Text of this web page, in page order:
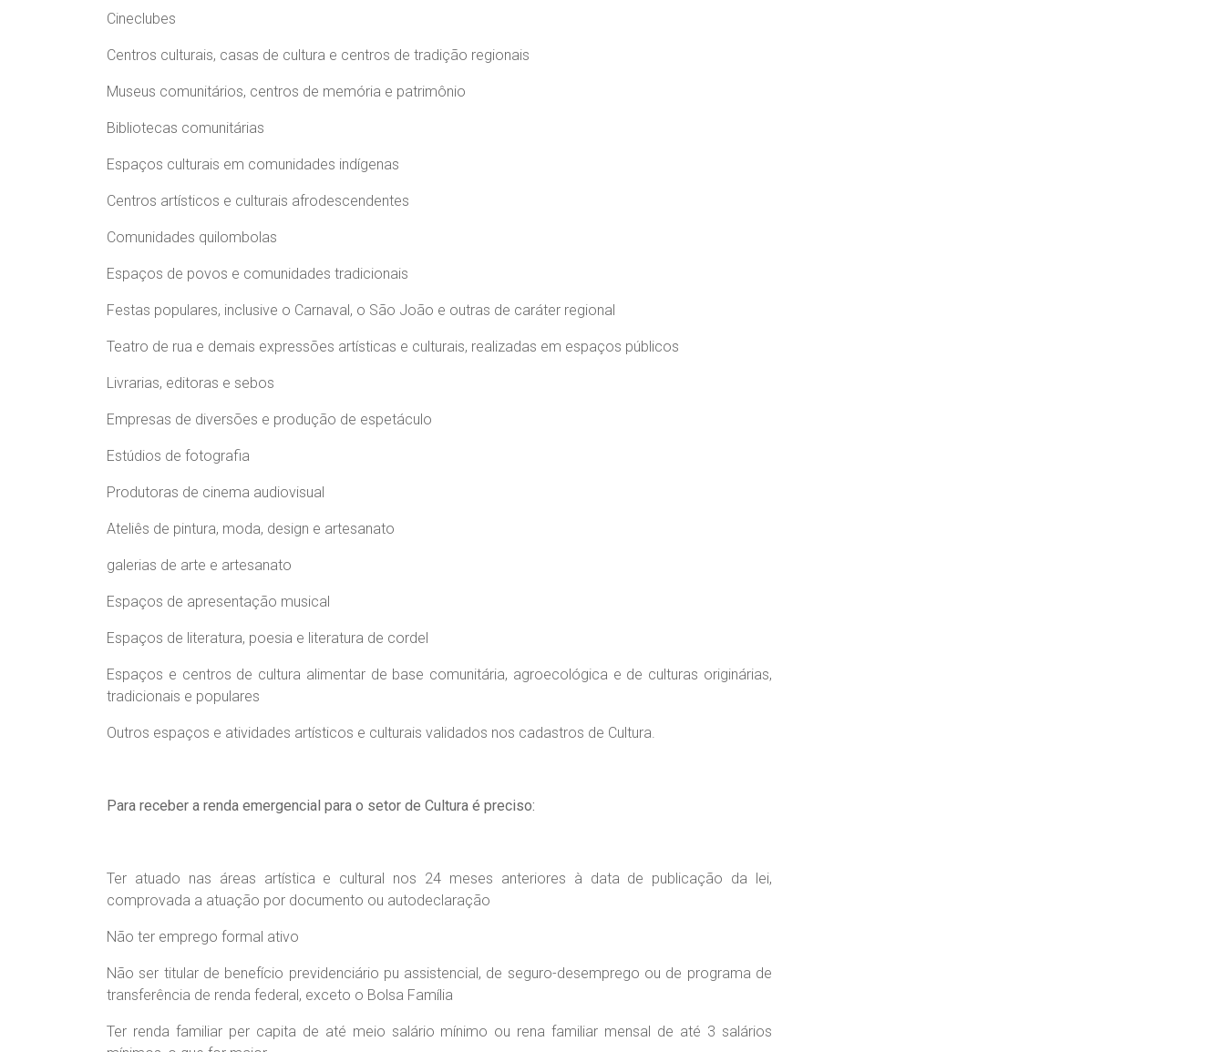
Cineclubes
Centros culturais, casas de cultura e centros de tradição regionais
Museus comunitários, centros de memória e patrimônio
Bibliotecas comunitárias
Espaços culturais em comunidades indígenas
Centros artísticos e culturais afrodescendentes
Comunidades quilombolas
Espaços de povos e comunidades tradicionais
Festas populares, inclusive o Carnaval, o São João e outras de caráter regional
Teatro de rua e demais expressões artísticas e culturais, realizadas em espaços públicos
Livrarias, editoras e sebos
Empresas de diversões e produção de espetáculo
Estúdios de fotografia
Produtoras de cinema audiovisual
Ateliês de pintura, moda, design e artesanato
galerias de arte e artesanato
Espaços de apresentação musical
Espaços de literatura, poesia e literatura de cordel
Espaços e centros de cultura alimentar de base comunitária, agroecológica e de culturas originárias,
tradicionais e populares
Outros espaços e atividades artísticos e culturais validados nos cadastros de Cultura.
Para receber a renda emergencial para o setor de Cultura é preciso:
Ter atuado nas áreas artística e cultural nos 24 meses anteriores à data de publicação da lei,
comprovada a atuação por documento ou autodeclaração
Não ter emprego formal ativo
Não ser titular de benefício previdenciário pu assistencial, de seguro-desemprego ou de programa de
transferência de renda federal, exceto o Bolsa Família
Ter renda familiar per capita de até meio salário mínimo ou rena familiar mensal de até 3 salários